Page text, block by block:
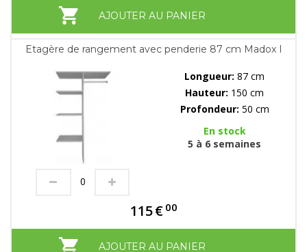
AJOUTER AU PANIER
Etagère de rangement avec penderie 87 cm Madox I
Longueur: 87 cm
Hauteur: 150 cm
Profondeur: 50 cm
En stock
5 à 6 semaines
115€ 00
AJOUTER AU PANIER